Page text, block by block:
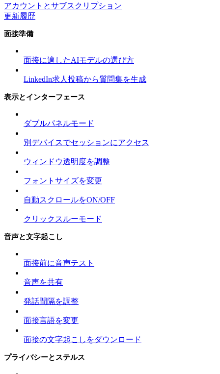
アカウントとサブスクリプション
更新履歴
面接準備
面接に適したAIモデルの選び方
LinkedIn求人投稿から質問集を生成
表示とインターフェース
ダブルパネルモード
別デバイスでセッションにアクセス
ウィンドウ透明度を調整
フォントサイズを変更
自動スクロールをON/OFF
クリックスルーモード
音声と文字起こし
面接前に音声テスト
音声を共有
発話間隔を調整
面接言語を変更
面接の文字起こしをダウンロード
プライバシーとステルス